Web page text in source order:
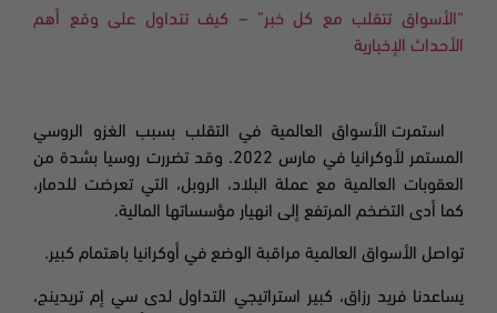
“ الأسواق تتقلب مع كل خبر” – كيف تتداول على وقع أهم
الأحداث الإخبارية
استمرت الأسواق العالمية في التقلب بسبب الغزو الروسي
المستمر لأوكرانيا في مارس 2022. وقد تضررت روسيا بشدة من
العقوبات العالمية مع عملة البلاد،
الروبل، التي تعرضت للدمار،
كما أدى التضخم المرتفع إلى انهيار مؤسساتها المالية.
تواصل الأسواق العالمية مراقبة الوضع في أوكرانيا باهتمام كبير.
يساعدنا فريد رزاق، كبير استراتيجي التداول لدى سي إم تريدينج،